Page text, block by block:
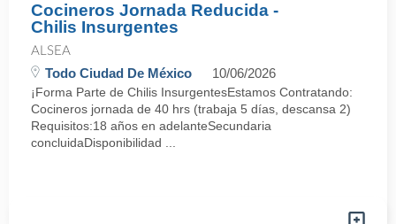
Cocineros Jornada Reducida -
Chilis Insurgentes
ALSEA
Todo Ciudad De México 10/06/2026
¡Forma Parte de Chilis InsurgentesEstamos Contratando:
Cocineros jornada de 40 hrs (trabaja 5 días, descansa 2)
Requisitos:18 años en adelanteSecundaria
concluidaDisponibilidad ...